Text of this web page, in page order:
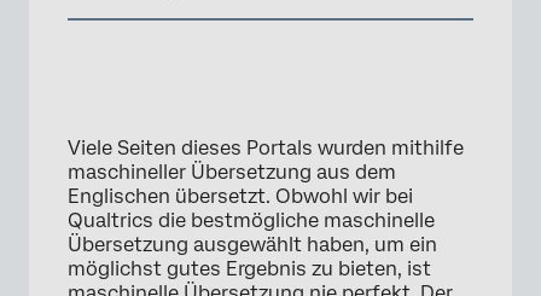
Viele Seiten dieses Portals wurden mithilfe
maschineller Übersetzung aus dem
Englischen übersetzt. Obwohl wir bei
Qualtrics die bestmögliche maschinelle
Übersetzung ausgewählt haben, um ein
möglichst gutes Ergebnis zu bieten, ist